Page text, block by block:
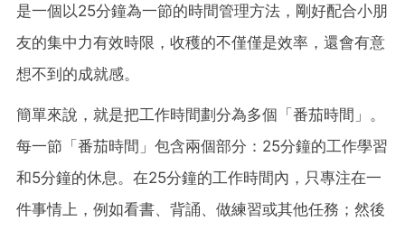
是一個以25分鐘為一節的時間管理方法，剛好配合小朋
友的集中力有效時限，收穫的不僅僅是效率，還會有意
想不到的成就感。
簡單來說，就是把工作時間劃分為多個「番茄時間」。
每一節「番茄時間」包含兩個部分：25分鐘的工作學習
和5分鐘的休息。在25分鐘的工作時間內，只專注在一
件事情上，例如看書、背誦、做練習或其他任務；然後